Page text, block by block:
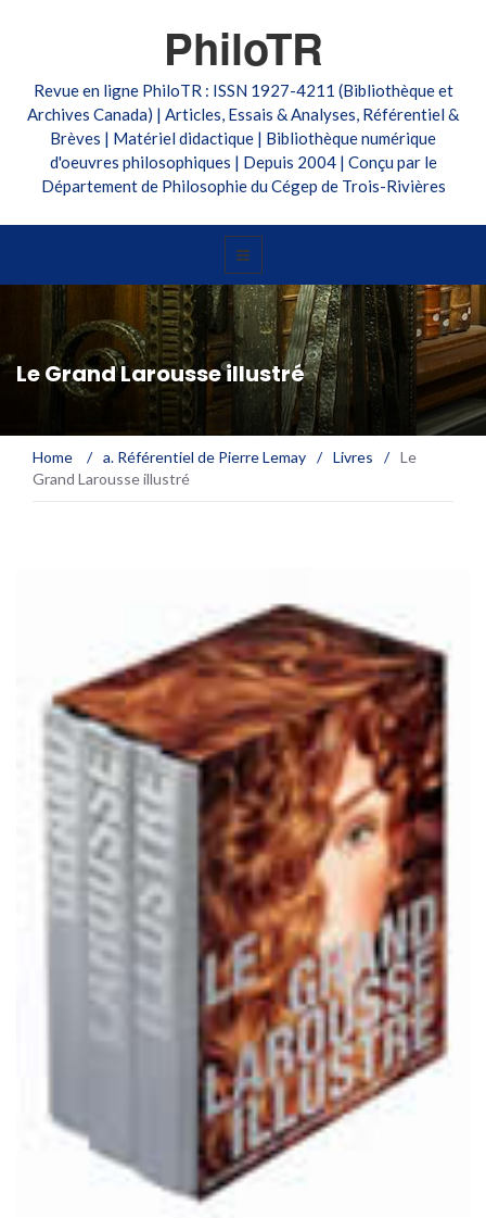
PhiloTR
Revue en ligne PhiloTR : ISSN 1927-4211 (Bibliothèque et
Archives Canada) | Articles, Essais & Analyses, Référentiel &
Brèves | Matériel didactique | Bibliothèque numérique
d'oeuvres philosophiques | Depuis 2004 | Conçu par le
Département de Philosophie du Cégep de Trois-Rivières
Le Grand Larousse illustré
Home / a. Référentiel de Pierre Lemay / Livres / Le
Grand Larousse illustré